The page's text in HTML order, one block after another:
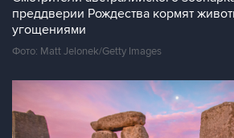
преддверии Рождества кормят
угощениями
Фото: Matt Jelonek/Getty Images